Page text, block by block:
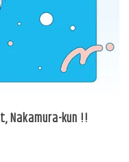
Nakamura-kun !!